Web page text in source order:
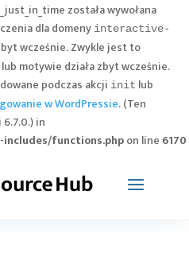
została wywołana
dla domeny interactive-
wcześnie. Zwykle jest to
motywie działa zbyt wcześnie.
podczas akcji init lub
w WordPressie. (Ten
in
functions.phpon line 6170